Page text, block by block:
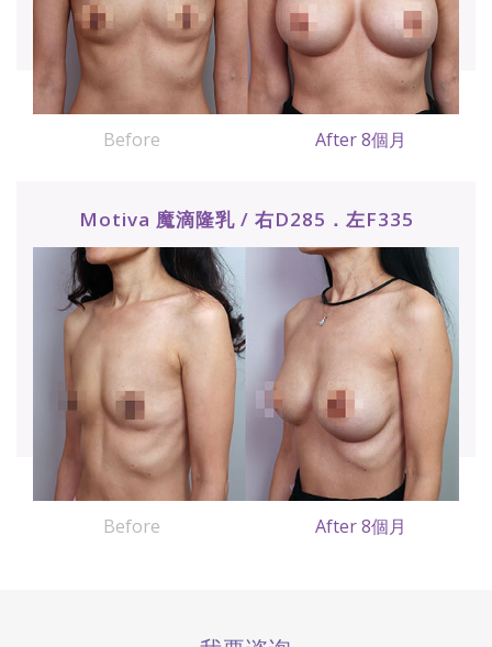
Before After 8個月
Motiva 魔滴隆乳 / 右D285．左F335
Before After 8個月